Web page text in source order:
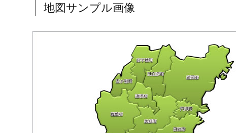
地図サンプル画像